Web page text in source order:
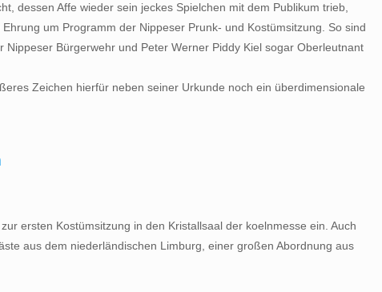
dessen Affe wieder sein jeckes Spielchen mit dem Publikum trieb,
Ehrung um Programm der Nippeser Prunk- und Kostümsitzung. So sind
Bürgerwehr und Peter Werner Piddy Kiel sogar Oberleutnant
Zeichen hierfür neben seiner Urkunde noch ein überdimensionale
ersten Kostümsitzung in den Kristallsaal der koelnmesse ein. Auch
aus dem niederländischen Limburg, einer großen Abordnung aus